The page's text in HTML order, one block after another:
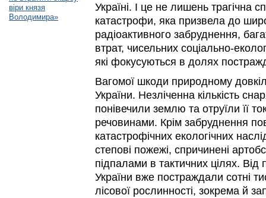
віри князя
Володимира»
Україні. І це не лишень трагічна
катастрофи, яка призвела до
радіоактивного забруднення,
втрат, чисельних соціально-
які фокусуються в долях
Вагомої шкоди природному
України. Незліченна кількість
понівечили землю та отруїли її
речовинами. Крім забруднення
катастрофічних екологічних
степові пожежі, спричинені
підпалами в тактичних цілях. Від
України вже постраждали сотні
лісової рослинності, зокрема й